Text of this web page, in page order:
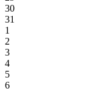
30
31
1
2
3
4
5
6